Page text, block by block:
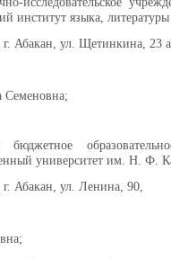
институт языка,
Абакан, ул. Щетинкина, 23
Семеновна;
бюджетное
университет им. Н. Ф.
Абакан, ул. Ленина, 90,